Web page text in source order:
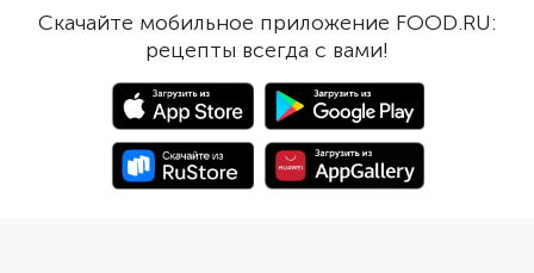
Если листы лаваша небольшие,
можно взять сразу два и
положить их внахлест. В качестве
начинки можно использовать
отварную, жареную или
запеченную курицу.
с горчицей и
белкам. Такие яйца
подать как закуску или
использовать для
салатов.
Скачайте мобильное приложение FOOD.RU:
рецепты всегда с вами!